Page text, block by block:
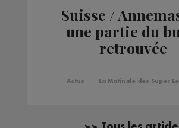
Suisse /
une partie du
retrouvée
Actus La Matinale des Super